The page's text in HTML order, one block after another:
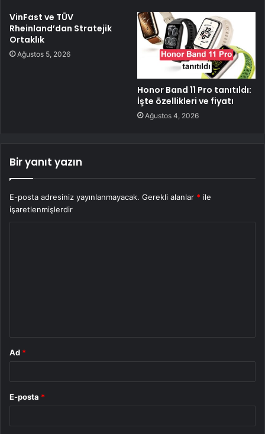
VinFast ve TÜV
Rheinland’dan Stratejik
Ortaklık
Ağustos 5, 2026
Honor Band 11 Pro tanıtıldı:
İşte özellikleri ve fiyatı
Ağustos 4, 2026
Bir yanıt yazın
E-posta adresiniz yayınlanmayacak. Gerekli alanlar * ile
işaretlenmişlerdir
Ad *
E-posta *